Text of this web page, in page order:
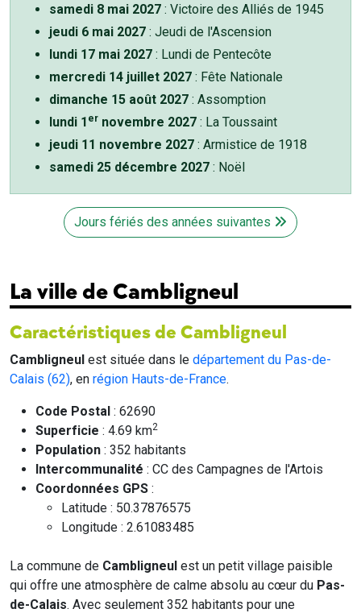
samedi 8 mai 2027 : Victoire des Alliés de 1945
jeudi 6 mai 2027 : Jeudi de l'Ascension
lundi 17 mai 2027 : Lundi de Pentecôte
mercredi 14 juillet 2027 : Fête Nationale
dimanche 15 août 2027 : Assomption
lundi 1 er novembre 2027 : La Toussaint
jeudi 11 novembre 2027 : Armistice de 1918
samedi 25 décembre 2027 : Noël
Jours fériés des années suivantes
La ville de Cambligneul
Caractéristiques de Cambligneul
Cambligneul est située dans le département du Pas-de-
Calais (62), en région Hauts-de-France.
Code Postal : 62690
Superficie : 4.69 km2
Population : 352 habitants
Intercommunalité : CC des Campagnes de l'Artois
Coordonnées GPS :
Latitude : 50.37876575
Longitude : 2.61083485
La commune de Cambligneul est un petit village paisible
qui offre une atmosphère de calme absolu au cœur du Pas-
de-Calais. Avec seulement 352 habitants pour une